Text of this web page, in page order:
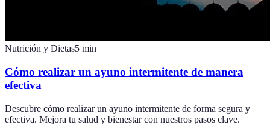
Nutrición y Dietas5 min
Cómo realizar un ayuno intermitente de manera
efectiva
Descubre cómo realizar un ayuno intermitente de forma segura y
efectiva. Mejora tu salud y bienestar con nuestros pasos clave.